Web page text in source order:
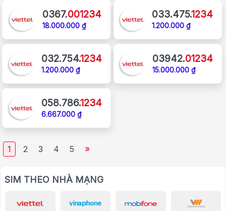
0367.001234
18.000.000 ₫
033.475.1234
1.200.000 ₫
032.754.1234
1.200.000 ₫
03942.01234
15.000.000 ₫
058.786.1234
6.667.000 ₫
1 2 3 4 5 »
SIM THEO NHÀ MẠNG